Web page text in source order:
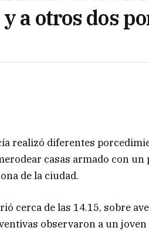
a otros dos
realizó diferentes
casas armado con
de la ciudad.
cerca de las 14.15, sobre
observaron a un